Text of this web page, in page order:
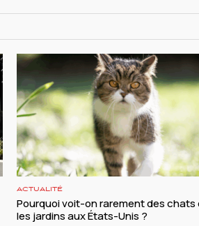
ACTUALITÉ
Pourquoi voit-on rarement des chats
les jardins aux États-Unis ?